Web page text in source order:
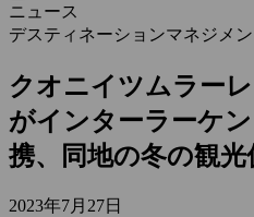
ニュース
デスティネーションマネジメン
クオニイツムラーレ
がインターラーケ
携、同地の冬の観光
2023年7月27日